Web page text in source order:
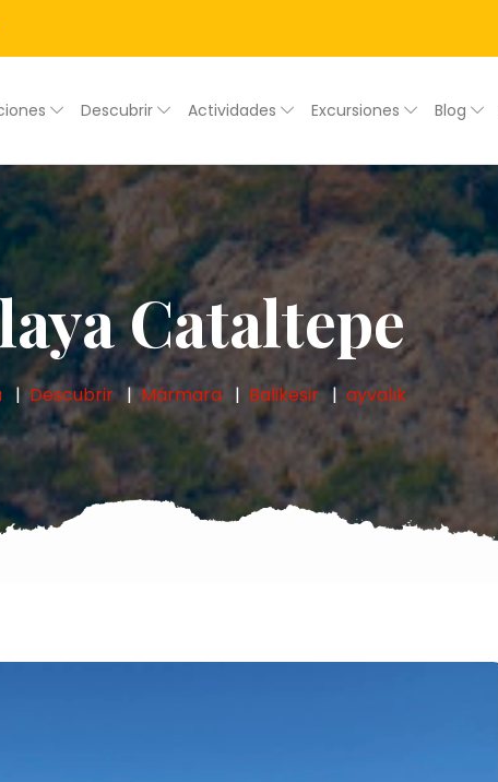
Descubrir Actividades Excursiones Blog
Cataltepe
Descubrir Mármara Balikesir ayvalık